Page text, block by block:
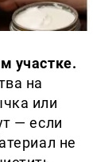
участке.
на
или
— если
не